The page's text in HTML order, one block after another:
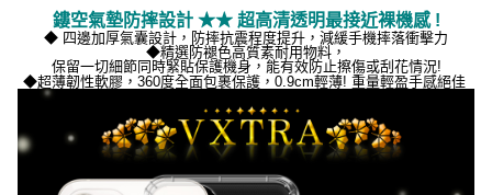
鏤空氣墊防摔設計 ★★ 超高清透明最接近裸機感 !
◆ 四邊加厚氣囊設計，防摔抗震程度提升，減緩手機摔落衝擊力
◆精選防褪色高質素耐用物料，
保留一切細節同時緊貼保護機身，能有效防止擦傷或刮花情況!
◆超薄韌性軟膠，360度全面包裹保護，0.9cm輕薄! 重量輕盈手感絕佳